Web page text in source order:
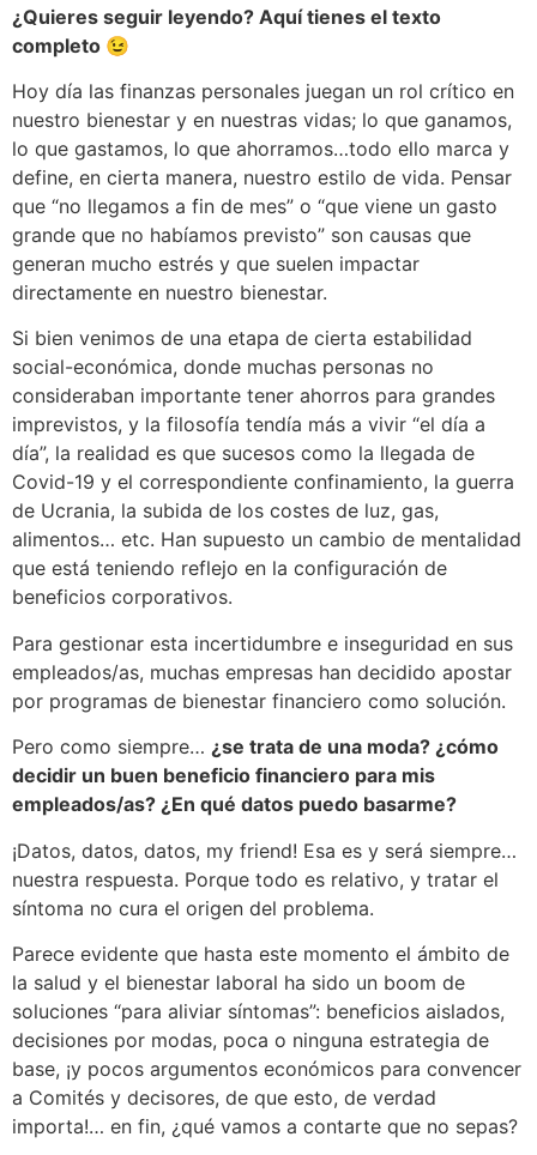
¿Quieres seguir leyendo? Aquí tienes el texto
completo 😉
Hoy día las finanzas personales juegan un rol crítico en
nuestro bienestar y en nuestras vidas; lo que ganamos,
lo que gastamos, lo que ahorramos…todo ello marca y
define, en cierta manera, nuestro estilo de vida. Pensar
que “no llegamos a fin de mes” o “que viene un gasto
grande que no habíamos previsto” son causas que
generan mucho estrés y que suelen impactar
directamente en nuestro bienestar.
Si bien venimos de una etapa de cierta estabilidad
social-económica, donde muchas personas no
consideraban importante tener ahorros para grandes
imprevistos, y la filosofía tendía más a vivir “el día a
día”, la realidad es que sucesos como la llegada de
Covid-19 y el correspondiente confinamiento, la guerra
de Ucrania, la subida de los costes de luz, gas,
alimentos… etc. Han supuesto un cambio de mentalidad
que está teniendo reflejo en la configuración de
beneficios corporativos.
Para gestionar esta incertidumbre e inseguridad en sus
empleados/as, muchas empresas han decidido apostar
por programas de bienestar financiero como solución.
Pero como siempre… ¿se trata de una moda? ¿cómo
decidir un buen beneficio financiero para mis
empleados/as? ¿En qué datos puedo basarme?
¡Datos, datos, datos, my friend! Esa es y será siempre…
nuestra respuesta. Porque todo es relativo, y tratar el
síntoma no cura el origen del problema.
Parece evidente que hasta este momento el ámbito de
la salud y el bienestar laboral ha sido un boom de
soluciones “para aliviar síntomas”: beneficios aislados,
decisiones por modas, poca o ninguna estrategia de
base, ¡y pocos argumentos económicos para convencer
a Comités y decisores, de que esto, de verdad
importa!… en fin, ¿qué vamos a contarte que no sepas?